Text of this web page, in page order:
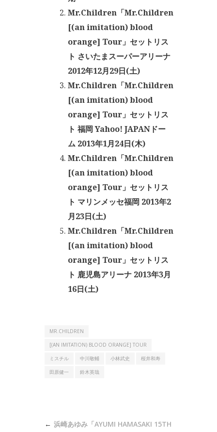
Mr.Children「Mr.Children
[(an imitation) blood
orange] Tour」セットリス
ト さいたまスーパーアリーナ
2012年12月29日(土)
Mr.Children「Mr.Children
[(an imitation) blood
orange] Tour」セットリス
ト 福岡 Yahoo! JAPANドー
ム 2013年1月24日(木)
Mr.Children「Mr.Children
[(an imitation) blood
orange] Tour」セットリス
ト マリンメッセ福岡 2013年2
月23日(土)
Mr.Children「Mr.Children
[(an imitation) blood
orange] Tour」セットリス
ト 鹿児島アリーナ 2013年3月
16日(土)
MR.CHILDREN
[(AN IMITATION) BLOOD ORANGE] TOUR
ミスチル
中川敬輔 小林武史
桜井和寿
田原健一
鈴木英哉
浜崎あゆみ「AYUMI HAMASAKI 15TH